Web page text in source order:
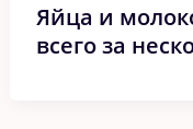
Яйца и
всего за